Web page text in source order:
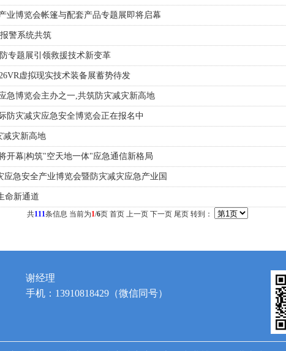
业博览会帐篷与配套产品专题展即将启幕
警系统共筑
专题展引领救援技术新变革
虚拟现实技术装备展蓄势待发
急博览会主办之一,共筑防灾减灾新高地
防灾减灾应急安全博览会正在报名中
减灾新高地
开幕|构筑"空天地一体"应急通信新格局
急安全产业博览会暨防灾减灾应急产业国
命新通道
共111条信息 当前为1/6页 首页 上一页 下一页 尾页转到：
谢经理
手机：13910818429（微信同号）